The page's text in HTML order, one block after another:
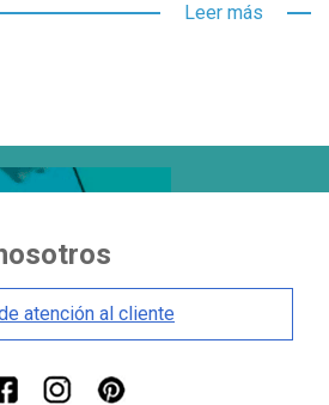
Leer más
atención al cliente